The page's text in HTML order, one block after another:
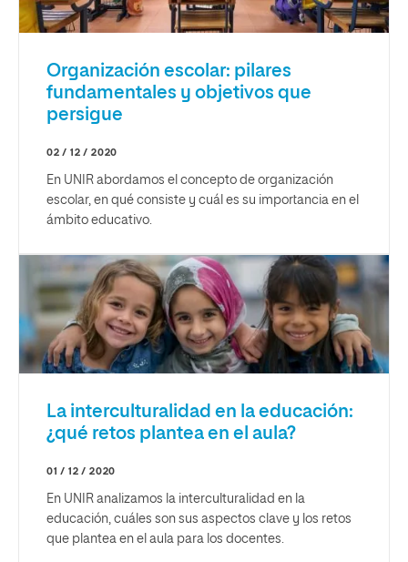
Organización escolar: pilares
fundamentales y objetivos que
persigue
02 / 12 / 2020
En UNIR abordamos el concepto de organización
escolar, en qué consiste y cuál es su importancia en el
ámbito educativo.
La interculturalidad en la educación:
¿qué retos plantea en el aula?
01 / 12 / 2020
En UNIR analizamos la interculturalidad en la
educación, cuáles son sus aspectos clave y los retos
que plantea en el aula para los docentes.